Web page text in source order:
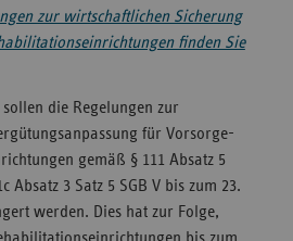
zur wirtschaftlichen Sicherung
finden Sie
die Regelungen zur
für Vorsorge-
gemäß § 111 Absatz 5
Absatz 3 Satz 5 SGB V bis zum 23.
werden. Dies hat zur Folge,
bis zum